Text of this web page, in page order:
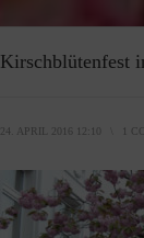
Kirschblütenfest
24. APRIL 2016 12:10 1